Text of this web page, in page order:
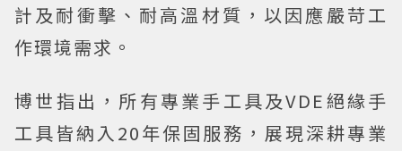
計及耐衝擊、耐高溫材質，以因應嚴苛工
作環境需求。
博世指出，所有專業手工具及VDE絕緣手
工具皆納入20年保固服務，展現深耕專業